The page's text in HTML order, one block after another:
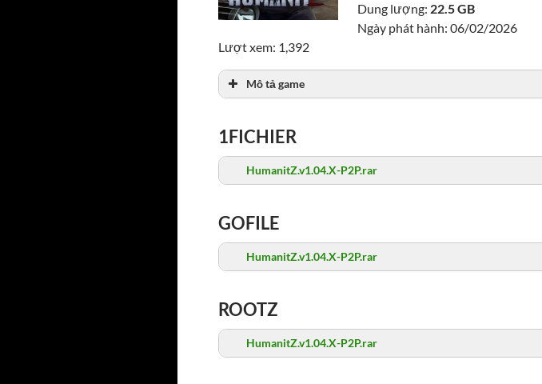
Dung lượng: 22.5 GB
Ngày phát hành: 06/02/2026
Lượt xem: 1,392
Mô tả game
1FICHIER
HumanitZ.v1.04.X-P2P.rar
GOFILE
HumanitZ.v1.04.X-P2P.rar
ROOTZ
HumanitZ.v1.04.X-P2P.rar